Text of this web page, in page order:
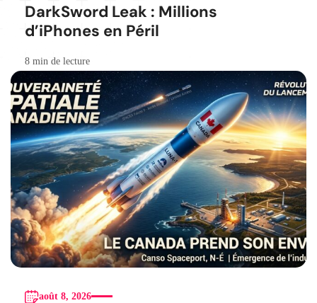
DarkSword Leak : Millions
d’iPhones en Péril
8 min de lecture
août 8, 2026